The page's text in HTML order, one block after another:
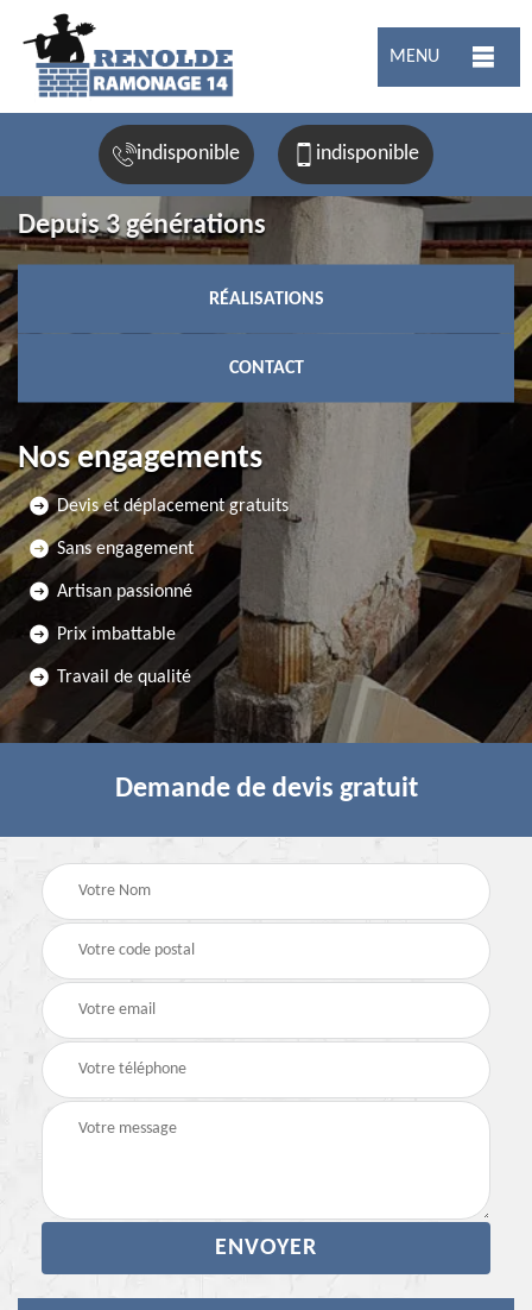
MENU
indisponible indisponible
Depuis 3 générations
RÉALISATIONS
CONTACT
Nos engagements
Devis et déplacement gratuits
Sans engagement
Artisan passionné
Prix imbattable
Travail de qualité
Demande de devis gratuit